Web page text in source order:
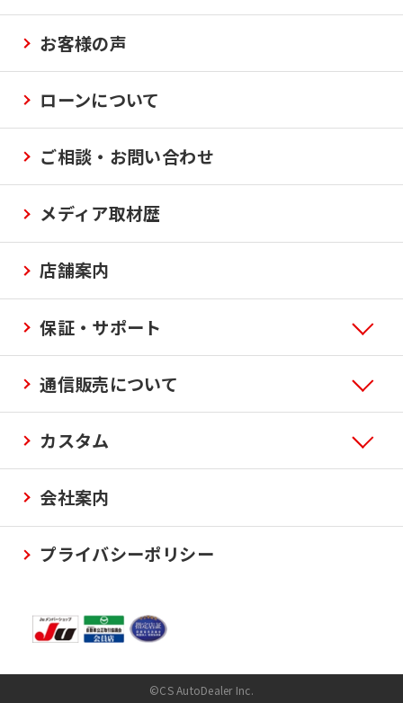
お客様の声
ローンについて
ご相談・お問い合わせ
メディア取材歴
店舗案内
保証・サポート
通信販売について
カスタム
会社案内
プライバシーポリシー
©CS AutoDealer Inc.